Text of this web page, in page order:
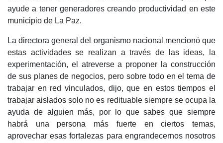
ayude a tener generadores creando productividad en este
municipio de La Paz.
La directora general del organismo nacional mencionó que
estas actividades se realizan a través de las ideas, la
experimentación, el atreverse a proponer la construcción
de sus planes de negocios, pero sobre todo en el tema de
trabajar en red vinculados, dijo, que en estos tiempos el
trabajar aislados solo no es redituable siempre se ocupa la
ayuda de alguien más, por lo que sabes que siempre
habrá una persona más fuerte en ciertos temas,
aprovechar esas fortalezas para engrandecernos nosotros